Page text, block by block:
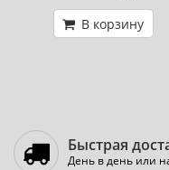
В корзину
Быстрая
День в день или